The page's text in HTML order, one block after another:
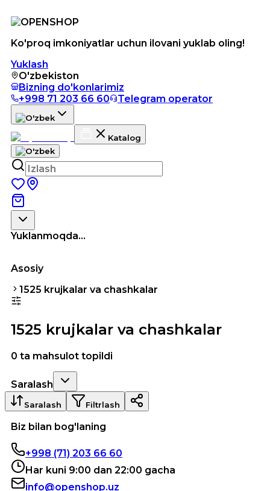
Ko'proq imkoniyatlar uchun ilovani yuklab oling!
Yuklash
O'zbekiston
Bizning do'konlarimiz
+998 71 203 66 60
Telegram operator
Katalog
Yuklanmoqda...
Asosiy
1525 krujkalar va chashkalar
1525 krujkalar va chashkalar
0 ta mahsulot topildi
Saralash
Saralash Filtrlash
Biz bilan bog'laning
+998 (71) 203 66 60
Har kuni 9:00 dan 22:00 gacha
info@openshop.uz